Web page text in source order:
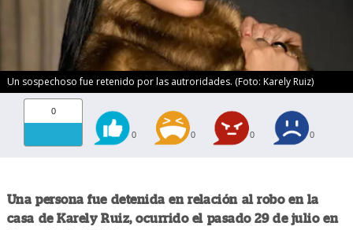
Un sospechoso fue retenido por las autroridades. (Foto: Karely Ruiz)
0
0 0 0 0
Una persona fue detenida en relación al robo en la
casa de Karely Ruiz, ocurrido el pasado 29 de julio en